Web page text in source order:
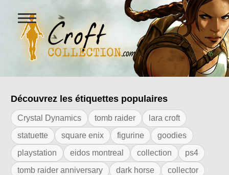
Figurines Lara Croft et
Ouvrir
le
menu
Résultats de l'étiquette "xbox"
Découvrez les étiquettes populaires
Crystal Dynamics tomb raider
lara croft
statuette
square enix figurine
goodies
playstation
eidos montreal collection
ps4
tomb raider anniversary
dark horse
collector